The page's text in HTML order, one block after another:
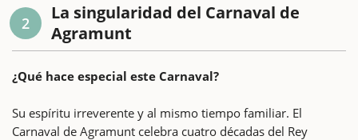
2
La singularidad del Carnaval de
Agramunt
¿Qué hace especial este Carnaval?
Su espíritu irreverente y al mismo tiempo familiar. El
Carnaval de Agramunt celebra cuatro décadas del Rey